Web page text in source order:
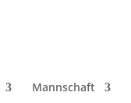
Mannschaft